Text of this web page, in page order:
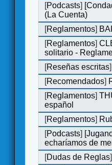
[Podcasts]
(La Cuenta)
[Reglamentos]
[Reglamentos]
solitario -
[Reseñas escritas]
[Recomendados]
[Reglamentos]
español
[Reglamentos]
[Podcasts]
echaríamos de
[Dudas de Reglas]